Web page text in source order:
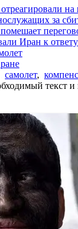
за
Иран к ответу
самолет,
текст